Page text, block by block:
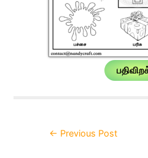
Post← Previous Post